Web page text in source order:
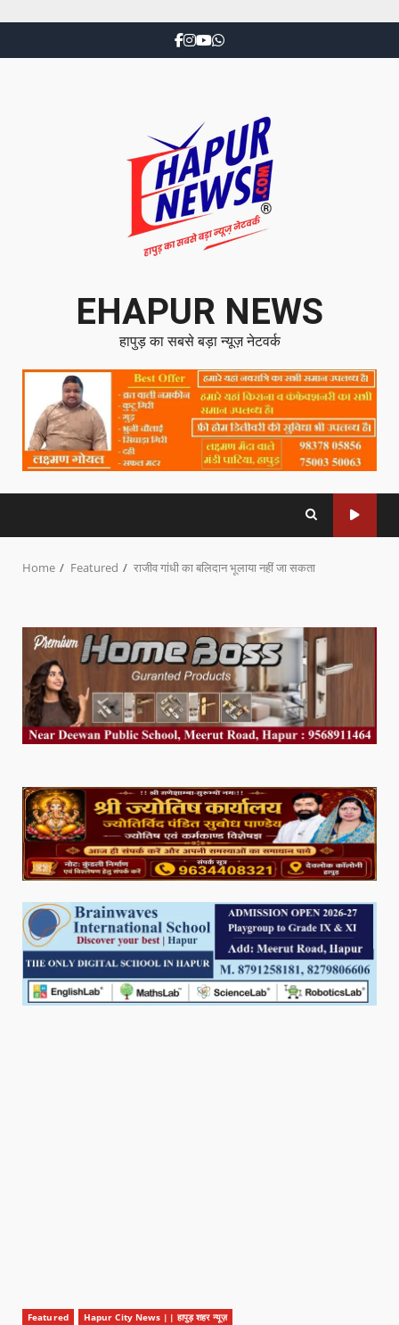
EHAPUR NEWS
हापुड़ का सबसे बड़ा न्यूज़ नेटवर्क
Home Featured राजीव गांधी का बलिदान भूलाया नहीं जा सकता
Featured Hapur City News || हापुड़ शहर न्यूज़